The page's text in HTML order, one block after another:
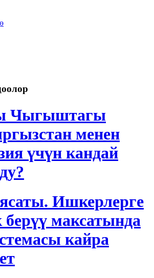
Чыгыштагы
менен
үчүн кандай
Ишкерлерге
максатында
кайра